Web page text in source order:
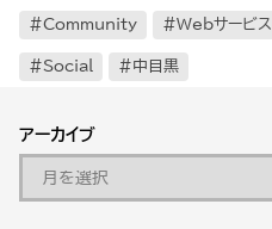
Community Webサービス
Social 中目黒
アーカイブ